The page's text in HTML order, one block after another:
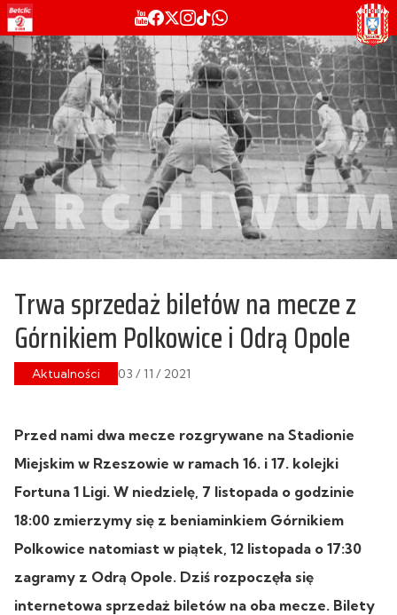
Trwa sprzedaż biletów na mecze z
Górnikiem Polkowice i Odrą Opole
Aktualności 03 / 11 / 2021
Przed nami dwa mecze rozgrywane na Stadionie
Miejskim w Rzeszowie w ramach 16. i 17. kolejki
Fortuna 1 Ligi. W niedzielę, 7 listopada o godzinie
18:00 zmierzymy się z beniaminkiem Górnikiem
Polkowice natomiast w piątek, 12 listopada o 17:30
zagramy z Odrą Opole. Dziś rozpoczęła się
internetowa sprzedaż biletów na oba mecze. Bilety